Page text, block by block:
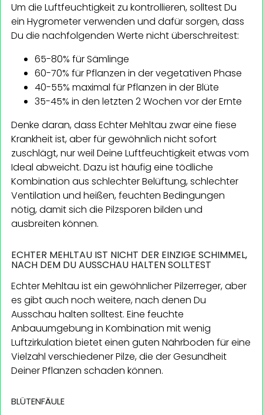
Um die Luftfeuchtigkeit zu kontrollieren, solltest Du
ein Hygrometer verwenden und dafür sorgen, dass
Du die nachfolgenden Werte nicht überschreitest:
65-80% für Sämlinge
60-70% für Pflanzen in der vegetativen Phase
40-55% maximal für Pflanzen in der Blüte
35-45% in den letzten 2 Wochen vor der Ernte
Denke daran, dass Echter Mehltau zwar eine fiese
Krankheit ist, aber für gewöhnlich nicht sofort
zuschlägt, nur weil Deine Luftfeuchtigkeit etwas vom
Ideal abweicht. Dazu ist häufig eine tödliche
Kombination aus schlechter Belüftung, schlechter
Ventilation und heißen, feuchten Bedingungen
nötig, damit sich die Pilzsporen bilden und
ausbreiten können.
ECHTER MEHLTAU IST NICHT DER EINZIGE SCHIMMEL,
NACH DEM DU AUSSCHAU HALTEN SOLLTEST
Echter Mehltau ist ein gewöhnlicher Pilzerreger, aber
es gibt auch noch weitere, nach denen Du
Ausschau halten solltest. Eine feuchte
Anbauumgebung in Kombination mit wenig
Luftzirkulation bietet einen guten Nährboden für eine
Vielzahl verschiedener Pilze, die der Gesundheit
Deiner Pflanzen schaden können.
BLÜTENFÄULE